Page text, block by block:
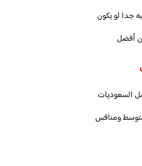
جدا لو يكون
أفضل
السعوديات
ومنافس